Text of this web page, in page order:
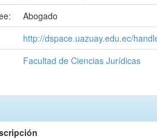
Abogado
http://dspace.uazuay.edu.ec/
Facultad de Ciencias Jurídicas